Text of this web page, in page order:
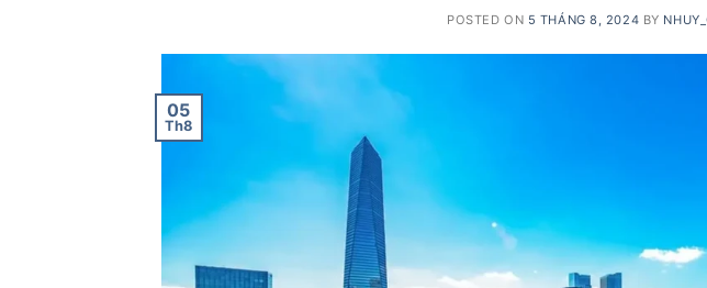
POSTED ON 5 THÁNG 8, 2024 BY
05
Th8